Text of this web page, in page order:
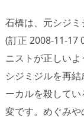
石橋は、元シジ
(訂正 2008-11-17
ニストが正しいよ
シジミジルを再
ーカルを殺して
変です。めぐみ